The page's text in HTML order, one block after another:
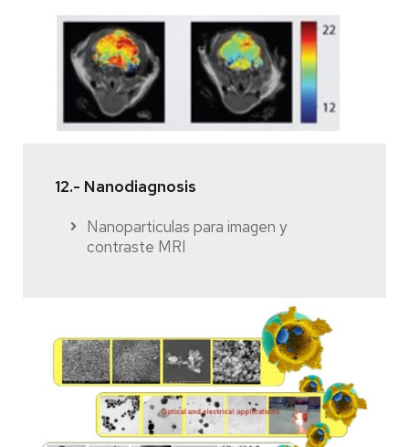
12.- Nanodiagnosis
Nanoparticulas para imagen y
contraste MRI